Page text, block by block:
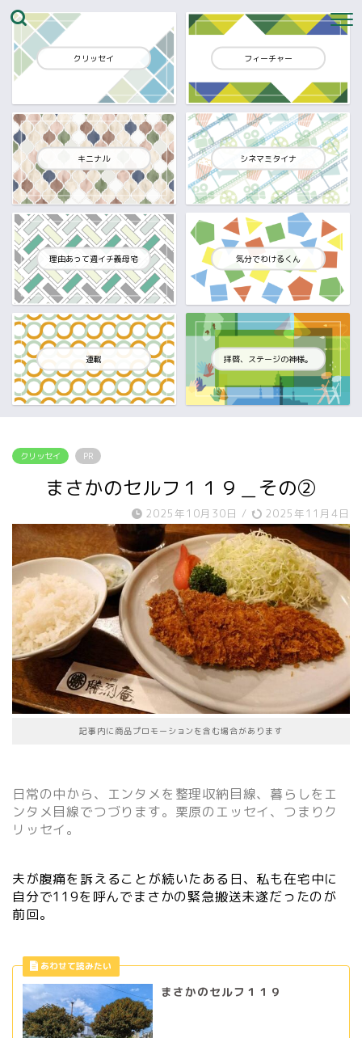
クリッセイ フィーチャー
キニナル シネマミタイナ
理由あって週イチ義母宅 気分でわけるくん
連載 拝啓、ステージの神様。
クリッセイ PR
まさかのセルフ１１９＿その②
2025年10月30日 / 2025年11月4日
記事内に商品プロモーションを含む場合があります
日常の中から、エンタメを整理収納目線、暮らしをエ
ンタメ目線でつづります。栗原のエッセイ、つまりク
リッセイ。
夫が腹痛を訴えることが続いたある日、私も在宅中に
自分で119を呼んでまさかの緊急搬送未遂だったのが
前回。
まさかのセルフ１１９